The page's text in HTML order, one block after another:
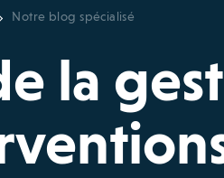
Notre blog spécialisé
la